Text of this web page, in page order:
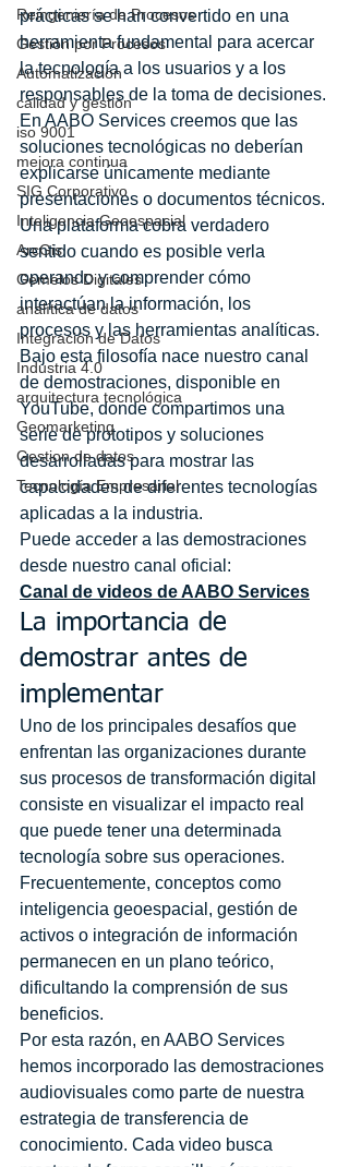
Reingeniería de Procesos
Gestión por Procesos
Automatización
calidad y gestión
iso 9001
mejora continua
SIG Corporativo
Inteligencia Geoespacial
ArcGis
Gemelos Digitales
analítica de datos
Integración de Datos
Industria 4.0
arquitectura tecnológica
Geomarketing
Gestion de datos
Tecnología Empresarial
prácticas se han convertido en una
herramienta fundamental para acercar
la tecnología a los usuarios y a los
responsables de la toma de decisiones.
En AABO Services creemos que las
soluciones tecnológicas no deberían
explicarse únicamente mediante
presentaciones o documentos técnicos.
Una plataforma cobra verdadero
sentido cuando es posible verla
operando y comprender cómo
interactúan la información, los
procesos y las herramientas analíticas.
Bajo esta filosofía nace nuestro canal
de demostraciones, disponible en
YouTube, donde compartimos una
serie de prototipos y soluciones
desarrolladas para mostrar las
capacidades de diferentes tecnologías
aplicadas a la industria.
Puede acceder a las demostraciones
desde nuestro canal oficial:
Canal de videos de AABO Services
La importancia de
demostrar antes de
implementar
Uno de los principales desafíos que
enfrentan las organizaciones durante
sus procesos de transformación digital
consiste en visualizar el impacto real
que puede tener una determinada
tecnología sobre sus operaciones.
Frecuentemente, conceptos como
inteligencia geoespacial, gestión de
activos o integración de información
permanecen en un plano teórico,
dificultando la comprensión de sus
beneficios.
Por esta razón, en AABO Services
hemos incorporado las demostraciones
audiovisuales como parte de nuestra
estrategia de transferencia de
conocimiento. Cada video busca